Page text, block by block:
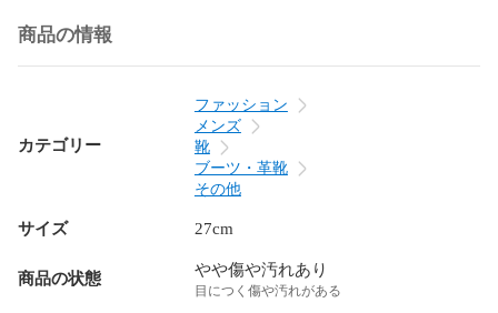
商品の情報
カテゴリー
ファッション
メンズ
靴
ブーツ・革靴
その他
サイズ 27cm
商品の状態 やや傷や汚れあり
目につく傷や汚れがある